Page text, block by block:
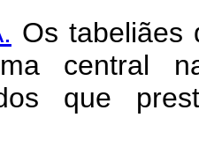
Os tabeliães
central
que